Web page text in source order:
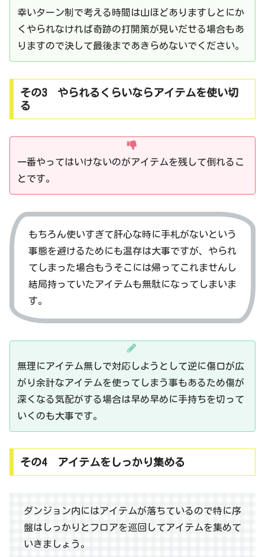
幸いターン制で考える時間は山ほどありますしとにか
くやられなければ奇跡の打開策が見いだせる場合もあ
りますので決して最後まであきらめないでください。
その3 やられるくらいならアイテムを使い切
る
一番やってはいけないのがアイテムを残して倒れるこ
とです。
もちろん使いすぎて肝心な時に手札がないという
事態を避けるためにも温存は大事ですが、やられ
てしまった場合もうそこには帰ってこれませんし
結局持っていたアイテムも無駄になってしまいま
す。
無理にアイテム無しで対応しようとして逆に傷口が広
がり余計なアイテムを使ってしまう事もあるため傷が
深くなる気配がする場合は早め早めに手持ちを切って
いくのも大事です。
その4 アイテムをしっかり集める
ダンジョン内にはアイテムが落ちているので特に序
盤はしっかりとフロアを巡回してアイテムを集めて
いきましょう。